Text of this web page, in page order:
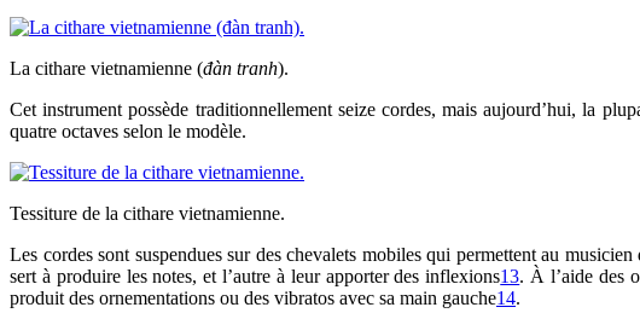
La cithare vietnamienne (đàn tranh).
Cet instrument possède traditionnellement seize cordes, mais aujourd’hui, la
quatre octaves selon le modèle.
Tessiture de la cithare vietnamienne.
Les cordes sont suspendues sur des chevalets mobiles qui permettent au
sert à produire les notes, et l’autre à leur apporter des inflexions13. À l’aide des
produit des ornementations ou des vibratos avec sa main gauche14.